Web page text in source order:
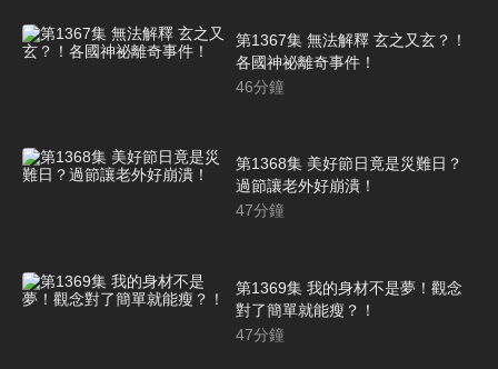
第1367集 無法解釋 玄之又玄？！
各國神祕離奇事件！
46分鐘
第1368集 美好節日竟是災難日？
過節讓老外好崩潰！
47分鐘
第1369集 我的身材不是夢！觀念
對了簡單就能瘦？！
47分鐘